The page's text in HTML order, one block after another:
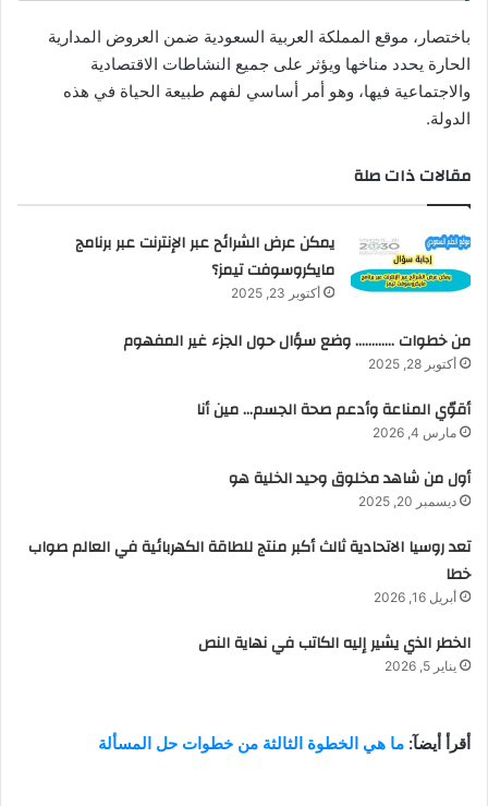
باختصار، موقع المملكة العربية السعودية ضمن العروض المدارية
الحارة يحدد مناخها ويؤثر على جميع النشاطات الاقتصادية
والاجتماعية فيها، وهو أمر أساسي لفهم طبيعة الحياة في هذه
الدولة.
مقالات ذات صلة
يمكن عرض الشرائح عبر الإنترنت عبر برنامج
مايكروسوفت تيمز؟
أكتوبر 23, 2025
من خطوات ………… وضع سؤال حول الجزء غير المفهوم
أكتوبر 28, 2025
أقوّي المناعة وأدعم صحة الجسم… مين أنا
مارس 4, 2026
أول من شاهد مخلوق وحيد الخلية هو
ديسمبر 20, 2025
تعد روسيا الاتحادية ثالث أكبر منتج للطاقة الكهربائية في العالم صواب
خطا
أبريل 16, 2026
الخطر الذي يشير إليه الكاتب في نهاية النص
يناير 5, 2026
أقرأ أيضآ: ما هي الخطوة الثالثة من خطوات حل المسألة